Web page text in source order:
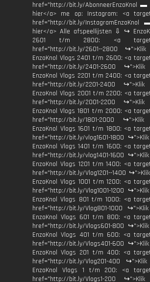
href="http://bit.ly/AbonneerEnzoKnol ▬
hier</a> me op: Instagram: <a
href="http://bit.ly/InstagramEnzoKnol
hier</a> Alle afspeellijsten ⇩ ↪
2601 t/m 2800: <a
href="http://bit.ly/2601--2800
EnzoKnol Vlogs 2401 t/m 2600: <a
href="http://bit.ly/2401-2600 ↪">Klik
EnzoKnol Vlogs 2201 t/m 2400: <a
href="http://bit.ly/2201-2400 ↪">Klik
EnzoKnol Vlogs 2001 t/m 2200: <a
href="http://bit.ly/2001-2200 ↪">Klik
EnzoKnol Vlogs 1801 t/m 2000: <a
href="http://bit.ly/1801-2000 ↪">Klik
EnzoKnol Vlogs 1601 t/m 1800: <a
href="http://bit.ly/vlog1601-1800
EnzoKnol Vlogs 1401 t/m 1600: <a
href="http://bit.ly/vlog1401-1600
EnzoKnol Vlogs 1201 t/m 1400: <a
href="http://bit.ly/Vlog1201--1400
EnzoKnol Vlogs 1001 t/m 1200: <a
href="http://bit.ly/Vlog1001-1200
EnzoKnol Vlogs 801 t/m 1000: <a
href="http://bit.ly/Vlog801-1000
EnzoKnol Vlogs 601 t/m 800: <a
href="http://bit.ly/Vlogs601-800
EnzoKnol Vlogs 401 t/m 600: <a
href="http://bit.ly/Vlogs401-600
EnzoKnol Vlogs 201 t/m 400: <a
href="http://bit.ly/Vlog201-400
EnzoKnol Vlogs 1 t/m 200: <a
href="http://bit.ly/Vlogs1-200